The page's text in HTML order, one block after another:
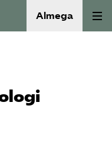
Almega